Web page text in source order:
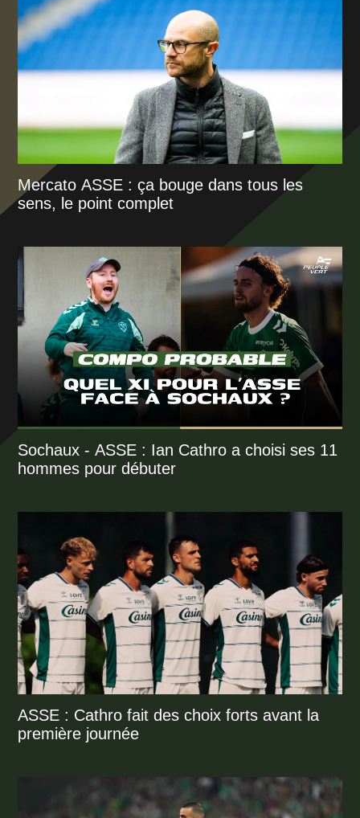
Mercato ASSE : ça bouge dans tous les
sens, le point complet
Sochaux - ASSE : Ian Cathro a choisi ses 11
hommes pour débuter
ASSE : Cathro fait des choix forts avant la
première journée